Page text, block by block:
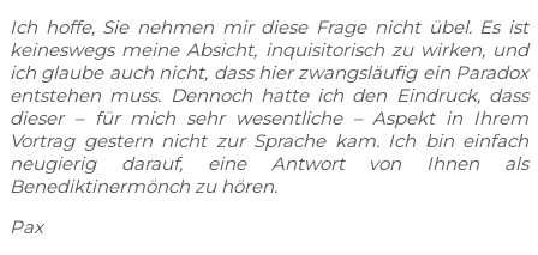
Ich hoffe, Sie nehmen mir diese Frage nicht übel. Es ist
keineswegs meine Absicht, inquisitorisch zu wirken, und
ich glaube auch nicht, dass hier zwangsläufig ein Paradox
entstehen muss. Dennoch hatte ich den Eindruck, dass
dieser – für mich sehr wesentliche – Aspekt in Ihrem
Vortrag gestern nicht zur Sprache kam. Ich bin einfach
neugierig darauf, eine Antwort von Ihnen als
Benediktinermönch zu hören.
Pax